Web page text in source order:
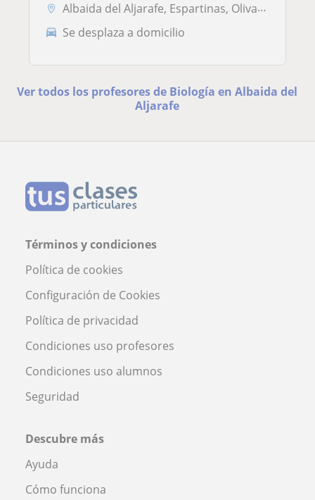
Albaida del Aljarafe, Espartinas, Olivares, Salteras, Sanlúcar la Mayo...
Se desplaza a domicilio
Ver todos los profesores de Biología en Albaida del
Aljarafe
Términos y condiciones
Política de cookies
Configuración de Cookies
Política de privacidad
Condiciones uso profesores
Condiciones uso alumnos
Seguridad
Descubre más
Ayuda
Cómo funciona